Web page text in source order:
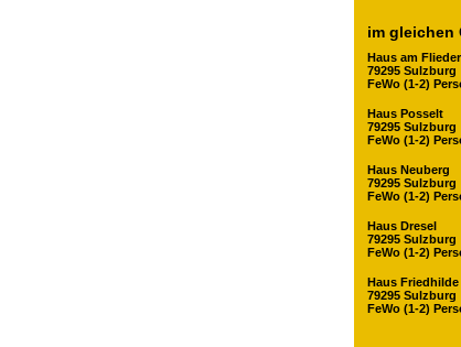
im gleichen
Haus am
79295 Sulzburg
FeWo (1-2)
Haus Posselt
79295 Sulzburg
FeWo (1-2)
Haus Neuberg
79295 Sulzburg
FeWo (1-2)
Haus Dresel
79295 Sulzburg
FeWo (1-2)
Haus Friedhilde
79295 Sulzburg
FeWo (1-2)